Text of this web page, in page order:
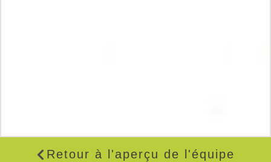
Retour à l'aperçu de l'équipe